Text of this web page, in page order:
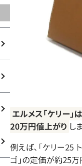
エルメス「ケリー
20万円値上がり し
例えば、「ケリー25
ゴ」の定価が約25万